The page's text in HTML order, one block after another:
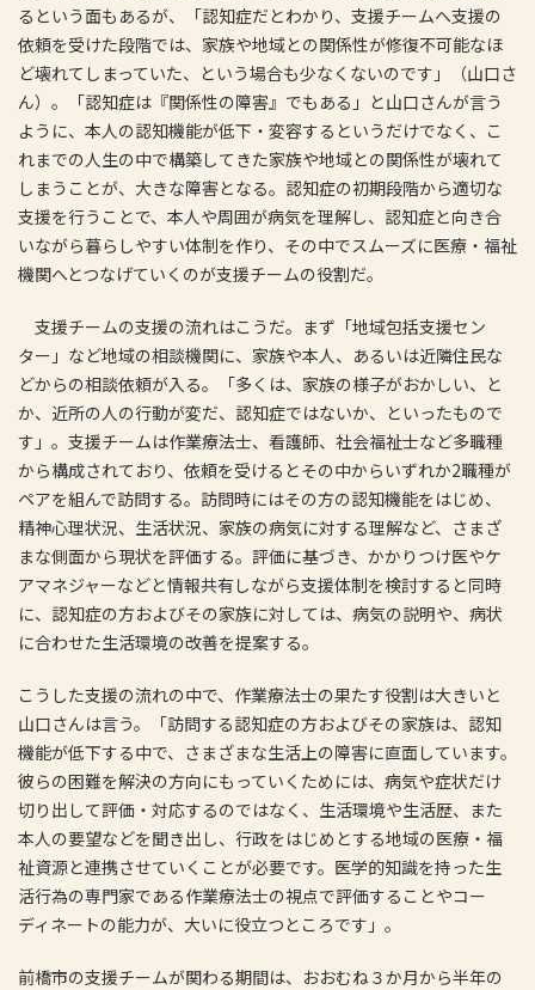
るという面もあるが、「認知症だとわかり、支援チームへ支援の
依頼を受けた段階では、家族や地域との関係性が修復不可能なほ
ど壊れてしまっていた、という場合も少なくないのです」（山口さ
ん）。「認知症は『関係性の障害』でもある」と山口さんが言う
ように、本人の認知機能が低下・変容するというだけでなく、こ
れまでの人生の中で構築してきた家族や地域との関係性が壊れて
しまうことが、大きな障害となる。認知症の初期段階から適切な
支援を行うことで、本人や周囲が病気を理解し、認知症と向き合
いながら暮らしやすい体制を作り、その中でスムーズに医療・福祉
機関へとつなげていくのが支援チームの役割だ。
支援チームの支援の流れはこうだ。まず「地域包括支援セン
ター」など地域の相談機関に、家族や本人、あるいは近隣住民な
どからの相談依頼が入る。「多くは、家族の様子がおかしい、と
か、近所の人の行動が変だ、認知症ではないか、といったもので
す」。支援チームは作業療法士、看護師、社会福祉士など多職種
から構成されており、依頼を受けるとその中からいずれか2職種が
ペアを組んで訪問する。訪問時にはその方の認知機能をはじめ、
精神心理状況、生活状況、家族の病気に対する理解など、さまざ
まな側面から現状を評価する。評価に基づき、かかりつけ医やケ
アマネジャーなどと情報共有しながら支援体制を検討すると同時
に、認知症の方およびその家族に対しては、病気の説明や、病状
に合わせた生活環境の改善を提案する。
こうした支援の流れの中で、作業療法士の果たす役割は大きいと
山口さんは言う。「訪問する認知症の方およびその家族は、認知
機能が低下する中で、さまざまな生活上の障害に直面しています。
彼らの困難を解決の方向にもっていくためには、病気や症状だけ
切り出して評価・対応するのではなく、生活環境や生活歴、また
本人の要望などを聞き出し、行政をはじめとする地域の医療・福
祉資源と連携させていくことが必要です。医学的知識を持った生
活行為の専門家である作業療法士の視点で評価することやコー
ディネートの能力が、大いに役立つところです」。
前橋市の支援チームが関わる期間は、おおむね３か月から半年の